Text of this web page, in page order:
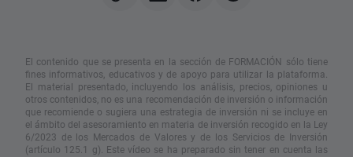
El contenido que se presenta en la sección de FORMACIÓN sólo tiene
fines informativos, educativos y de apoyo para utilizar la plataforma.
El material presentado, incluyendo los análisis, precios, opiniones u
otros contenidos, no es una recomendación de inversión o información
que recomiende o sugiera una estrategia de inversión ni se incluye en
el ámbito del asesoramiento en materia de inversión recogido en la Ley
6/2023 de los Mercados de Valores y de los Servicios de Inversión
(artículo 125.1 g). Este vídeo se ha preparado sin tener en cuenta las